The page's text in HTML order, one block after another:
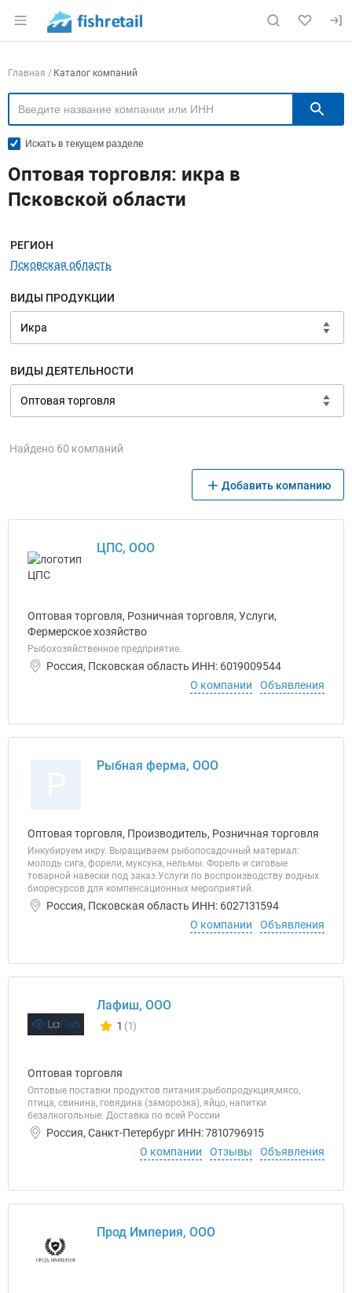
Раздел навигации по сайту fishretail.ru
Навигация по компаниям
Главная Каталог компаний
Искать в текущем разделе
Оптовая торговля: икра в
Псковской области
Меню навигации
РЕГИОН
Псковская область
ВИДЫ ПРОДУКЦИИ
ВИДЫ ДЕЯТЕЛЬНОСТИ
Найдено 60 компаний
Добавить компанию
ЦПС, ООО
Оптовая торговля, Розничная торговля, Услуги,
Фермерское хозяйство
Рыбохозяйственное предприятие.
Россия, Псковская область ИНН: 6019009544
О компании
Объявления
Рыбная ферма, ООО
Оптовая торговля, Производитель, Розничная торговля
Инкубируем икру. Выращиваем рыбопосадочный материал:
молодь сига, форели, муксуна, нельмы. Форель и сиговые
товарной навески под заказ.​ Услуги по воспроизводству водных
биоресурсов для компенсационных мероприятий.
Россия, Псковская область ИНН: 6027131594
О компании
Объявления
Лафиш, ООО
Количество отзывов у компании всего и сегодня
1 (1)
Оптовая торговля
Оптовые поставки продуктов питания:рыбопродукция,мясо,
птица, свинина, говядина (заморозка), яйцо, напитки
безалкогольные. Доставка по всей России
Россия, Санкт-Петербург ИНН: 7810796915
О компании
Отзывы Объявления
Прод Империя, ООО